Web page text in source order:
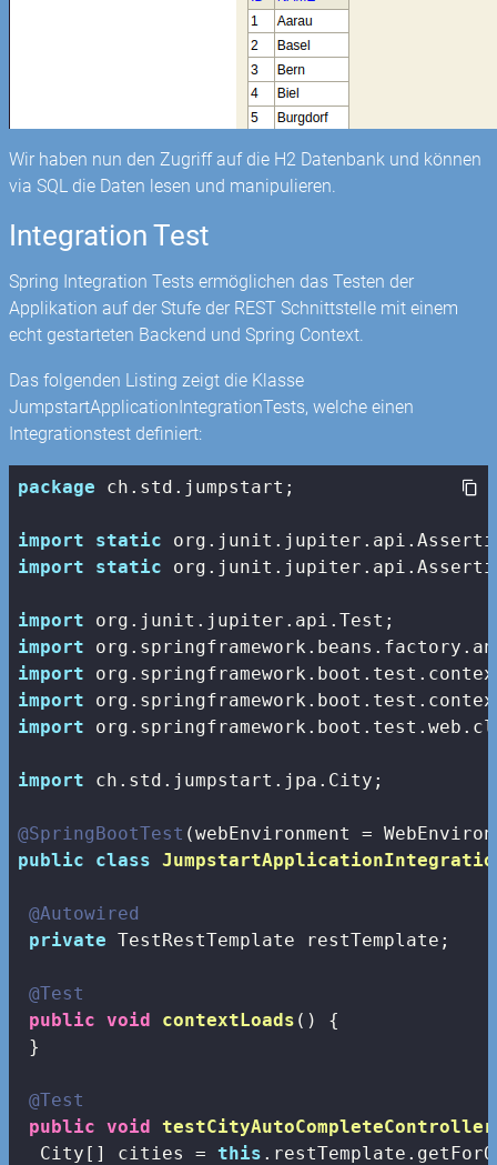
Wir haben nun den Zugriff auf die H2 Datenbank und können
via SQL die Daten lesen und manipulieren.
Integration Test
Spring Integration Tests ermöglichen das Testen der
Applikation auf der Stufe der REST Schnittstelle mit einem
echt gestarteten Backend und Spring Context.
Das folgenden Listing zeigt die Klasse
JumpstartApplicationIntegrationTests, welche einen
Integrationstest definiert:
package ch.std.jumpstart;
import
static
import
static
import
import
import
import
import
import ch.std.jumpstart.jpa.City;
@SpringBootTest
public
class
@Autowired
private TestRestTemplate restTemplate;
@Test
public void contextLoads ()
{
}
@Test
public void testCityAutoCompleteController
  City[] cities =
this